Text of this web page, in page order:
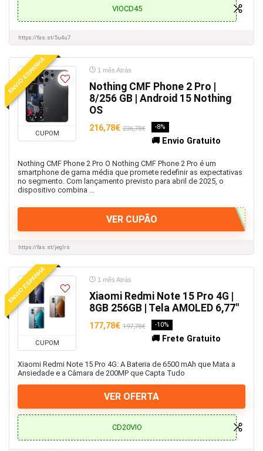
VIOCD45
https://fas.st/5u4u7
ENVIO ESPANHA
CUPOM
1 mês Atrás
Nothing CMF Phone 2 Pro |
8/256 GB | Android 15 Nothing
OS
216,78€ 236,78€ -8%
🚚 Envio Gratuito
Nothing CMF Phone 2 Pro O Nothing CMF Phone 2 Pro é um
smartphone de gama média que promete redefinir as expectativas
no segmento. Com lançamento previsto para abril de 2025, o
dispositivo combina ...
VER CUPÃO
https://fas.st/jeglrs
ENVIO ESPANHA
CUPOM
1 mês Atrás
Xiaomi Redmi Note 15 Pro 4G |
8GB 256GB | Tela AMOLED 6,77″
177,78€ 197,78€ -10%
🚚 Frete Gratuito
Xiaomi Redmi Note 15 Pro 4G: A Bateria de 6500 mAh que Mata a
Ansiedade e a Câmara de 200MP que Capta Tudo
VER OFERTA
CD20VIO